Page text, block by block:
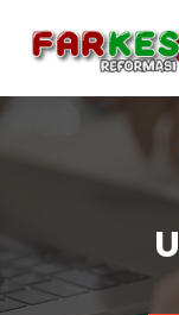
content